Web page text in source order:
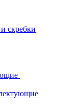
скребки